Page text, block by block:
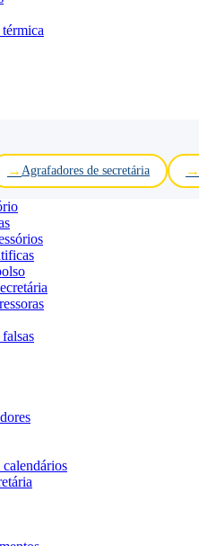
Agrafadores de secretária